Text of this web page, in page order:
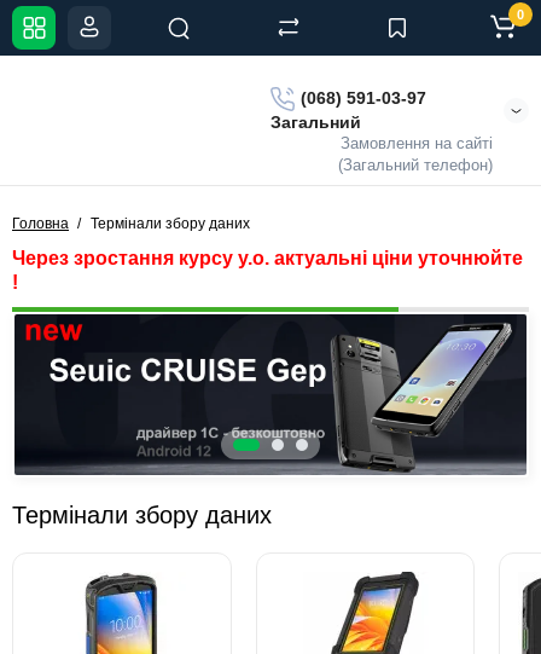
(068) 591-03-97
Загальний
Замовлення на сайті
(Загальний телефон)
0
Головна Термінали збору даних
Через зростання курсу у.о. актуальні ціни уточнюйте
!
Термінали збору даних